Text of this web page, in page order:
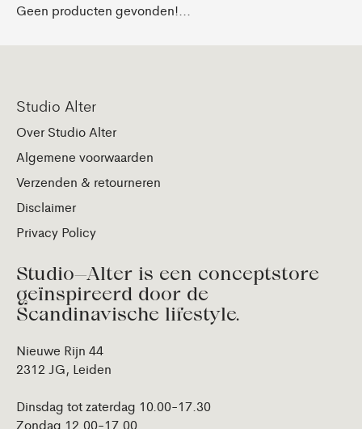
Geen producten gevonden!...
Studio Alter
Over Studio Alter
Algemene voorwaarden
Verzenden & retourneren
Disclaimer
Privacy Policy
Studio—Alter is een conceptstore
geïnspireerd door de
Scandinavische lifestyle.
Nieuwe Rijn 44
2312 JG, Leiden
Dinsdag tot zaterdag 10.00-17.30
Zondag 12.00-17.00